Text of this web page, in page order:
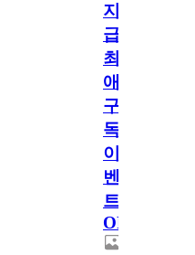
지
급!
최
애
구
독
이
벤
트
OPEN!